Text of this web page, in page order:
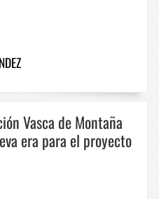
Vasca de Montaña
era para el proyecto
.youtube.com